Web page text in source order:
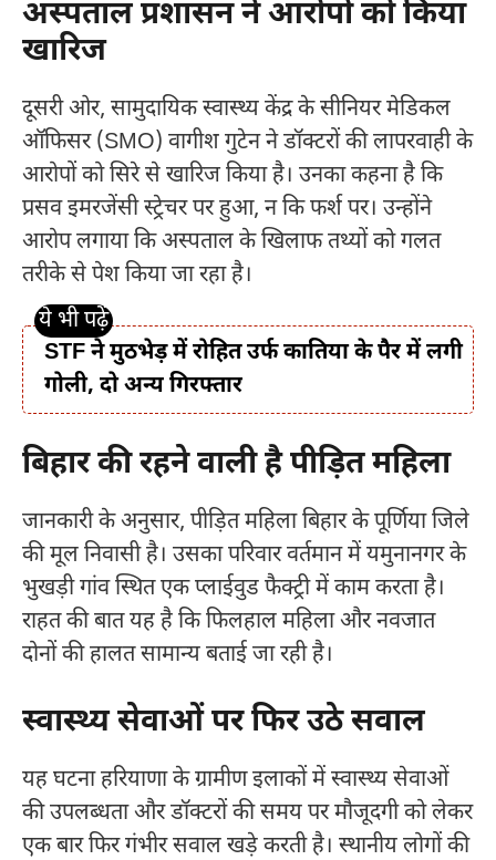
अस्पताल प्रशासन ने आरोपों को किया
खारिज
दूसरी ओर, सामुदायिक स्वास्थ्य केंद्र के सीनियर मेडिकल
ऑफिसर (SMO) वागीश गुटेन ने डॉक्टरों की लापरवाही के
आरोपों को सिरे से खारिज किया है। उनका कहना है कि
प्रसव इमरजेंसी स्ट्रेचर पर हुआ, न कि फर्श पर। उन्होंने
आरोप लगाया कि अस्पताल के खिलाफ तथ्यों को गलत
तरीके से पेश किया जा रहा है।
STF ने मुठभेड़ में रोहित उर्फ कातिया के पैर में लगी
गोली, दो अन्य गिरफ्तार
बिहार की रहने वाली है पीड़ित महिला
जानकारी के अनुसार, पीड़ित महिला बिहार के पूर्णिया जिले
की मूल निवासी है। उसका परिवार वर्तमान में यमुनानगर के
भुखड़ी गांव स्थित एक प्लाईवुड फैक्ट्री में काम करता है।
राहत की बात यह है कि फिलहाल महिला और नवजात
दोनों की हालत सामान्य बताई जा रही है।
स्वास्थ्य सेवाओं पर फिर उठे सवाल
यह घटना हरियाणा के ग्रामीण इलाकों में स्वास्थ्य सेवाओं
की उपलब्धता और डॉक्टरों की समय पर मौजूदगी को लेकर
एक बार फिर गंभीर सवाल खड़े करती है। स्थानीय लोगों की